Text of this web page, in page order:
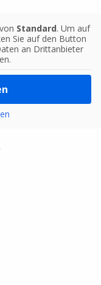
Standard. Um auf
Sie auf den Button
an Drittanbieter